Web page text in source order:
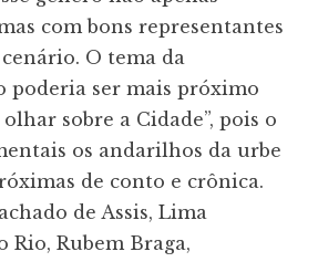
com bons representantes
O tema da
poderia ser mais próximo
sobre a Cidade”, pois o
os andarilhos da urbe
de conto e crônica.
de Assis, Lima
Rio, Rubem Braga,